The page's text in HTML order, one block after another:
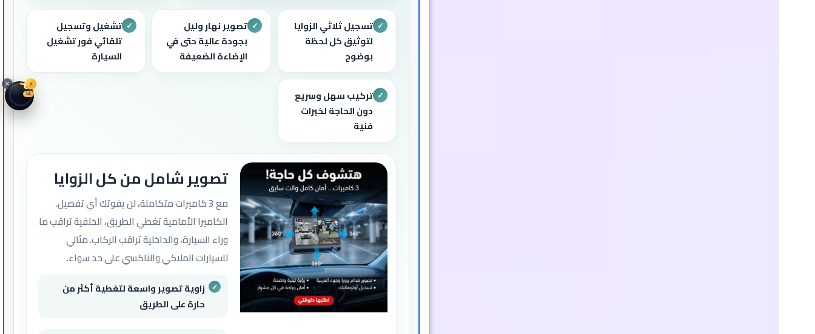
✓ تسجيل ثلاثي الزوايا
لتوثيق كل لحظة
بوضوح
✓ تصوير نهار وليل
بجودة عالية حتى في
الإضاءة الضعيفة
✓ تشغيل وتسجيل
تلقائي فور تشغيل
السيارة
✓ تركيب سهل وسريع
دون الحاجة لخبرات
فنية
تصوير شامل من كل الزوايا
مع 3 كاميرات متكاملة، لن يفوتك أي تفصيل.
الكاميرا الأمامية تغطي الطريق، الخلفية تراقب ما
وراء السيارة، والداخلية تراقب الركاب. مثالي
للسيارات الملاكي والتاكسي على حد سواء.
زاوية تصوير واسعة لتغطية أكثر من
حارة على الطريق
⚡
09
12